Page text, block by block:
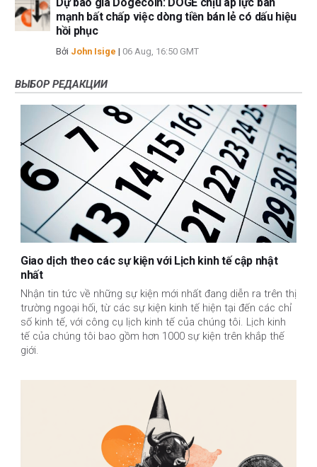
Dự báo giá Dogecoin: DOGE chịu áp lực bán
mạnh bất chấp việc dòng tiền bán lẻ có dấu hiệu
hồi phục
Bởi John Isige | 06 Aug, 16:50 GMT
ВЫБОР РЕДАКЦИИ
Giao dịch theo các sự kiện với Lịch kinh tế cập nhật
nhất
Nhận tin tức về những sự kiện mới nhất đang diễn ra trên thị
trường ngoại hối, từ các sự kiện kinh tế hiện tại đến các chỉ
số kinh tế, với công cụ lịch kinh tế của chúng tôi. Lịch kinh
tế của chúng tôi bao gồm hơn 1000 sự kiện trên khắp thế
giới.